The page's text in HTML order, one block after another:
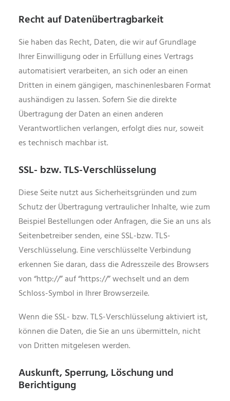
Recht auf Datenübertragbarkeit
Sie haben das Recht, Daten, die wir auf Grundlage
Ihrer Einwilligung oder in Erfüllung eines Vertrags
automatisiert verarbeiten, an sich oder an einen
Dritten in einem gängigen, maschinenlesbaren Format
aushändigen zu lassen. Sofern Sie die direkte
Übertragung der Daten an einen anderen
Verantwortlichen verlangen, erfolgt dies nur, soweit
es technisch machbar ist.
SSL- bzw. TLS-Verschlüsselung
Diese Seite nutzt aus Sicherheitsgründen und zum
Schutz der Übertragung vertraulicher Inhalte, wie zum
Beispiel Bestellungen oder Anfragen, die Sie an uns als
Seitenbetreiber senden, eine SSL-bzw. TLS-
Verschlüsselung. Eine verschlüsselte Verbindung
erkennen Sie daran, dass die Adresszeile des Browsers
von “http://” auf “https://” wechselt und an dem
Schloss-Symbol in Ihrer Browserzeile.
Wenn die SSL- bzw. TLS-Verschlüsselung aktiviert ist,
können die Daten, die Sie an uns übermitteln, nicht
von Dritten mitgelesen werden.
Auskunft, Sperrung, Löschung und
Berichtigung